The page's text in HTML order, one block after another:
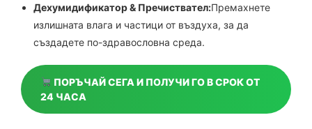
Дехумидификатор & Пречиствател:Премахнете
излишната влага и частици от въздуха, за да
създадете по-здравословна среда.
ПОРЪЧАЙ СЕГА И ПОЛУЧИ ГО В СРОК ОТ
24 ЧАСА